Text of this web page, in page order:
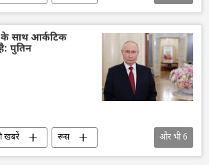
आर्कटिक
राष्ट्रीय सुरक्षा
मंत्रालय
साथ आर्कटिक
पुतिन
खबरें
रूस
आर्कटिक
व्लादिमीर पुतिन
और भी6